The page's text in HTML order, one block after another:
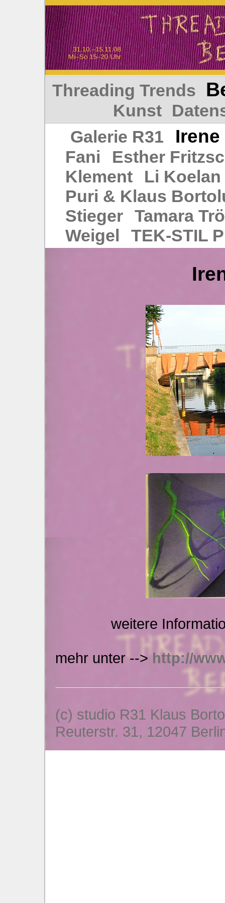
Threading Trends
Kunst
Galerie R31
Fani
Esther
Klement
Li Koelan
Puri & Klaus
Stieger
Tamara
Weigel
TEK‑STIL
weitere
mehr unter --> http://
(c) studio R31 Klaus
Reuterstr. 31, 12047